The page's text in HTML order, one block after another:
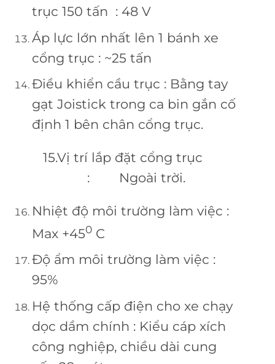
trục 150 tấn : 48 V
Áp lực lớn nhất lên 1 bánh xe
cổng trục : ~25 tấn
Điều khiển cầu trục : Bằng tay
gạt Joistick trong ca bin gắn cố
định 1 bên chân cổng trục.
15.Vị trí lắp đặt cổng trục
: Ngoài trời.
Nhiệt độ môi trường làm việc :
Max +450C
Độ ẩm môi trường làm việc :
95%
Hệ thống cấp điện cho xe chạy
dọc dầm chính : Kiểu cáp xích
công nghiệp, chiều dài cung